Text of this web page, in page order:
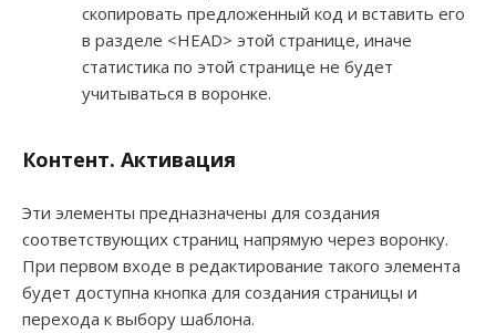
скопировать предложенный код и вставить его
в разделе <HEAD> этой странице, иначе
статистика по этой странице не будет
учитываться в воронке.
Контент. Активация
Эти элементы предназначены для создания
соответствующих страниц напрямую через воронку.
При первом входе в редактирование такого элемента
будет доступна кнопка для создания страницы и
перехода к выбору шаблона.